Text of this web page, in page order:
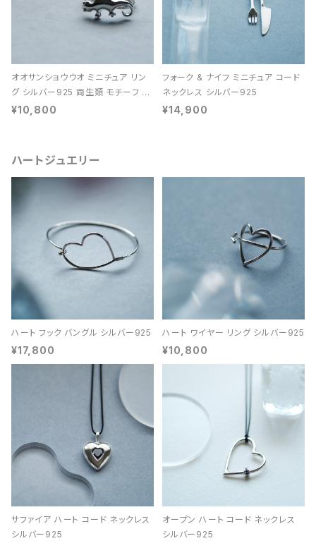
オオサンショウウオ ミニチュア リン
グ シルバー925 両生類 モチーフ レ
ディース ユニセックス
¥10,800
フォーク & ナイフ ミニチュア コード
ネックレス シルバー925
¥14,900
ハートジュエリー
ハート フック バングル シルバー925
¥17,800
ハート ワイヤー リング シルバー925
¥10,800
サファイア ハート コード ネックレス
シルバー925
オープン ハート コード ネックレス
シルバー925